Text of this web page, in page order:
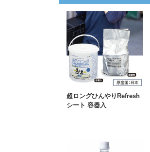
超ロングひんやりRefresh
シート 容器入